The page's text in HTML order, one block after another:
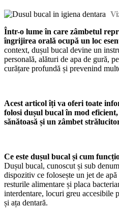
Într-o lume în care zâmbetul
îngrijirea orală ocupă un loc
context, dușul bucal devine un
personală, alături de apa de gură,
curățare profundă și prevenind
Acest articol îți va oferi toate
folosi dușul bucal în mod
sănătoasă și un zâmbet
Ce este dușul bucal și cum
Dușul bucal, cunoscut și sub
dispozitiv ce folosește un jet de
resturile alimentare și placa
interdentare, locuri greu accesibile
și ața dentară.